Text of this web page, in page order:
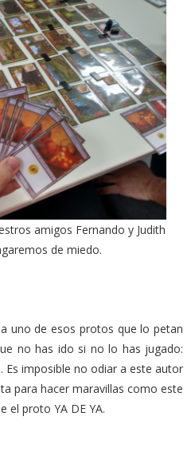
amigos Fernando y Judith
de miedo.
uno de esos protos que lo petan
no has ido si no lo has jugado:
Es imposible no odiar a este autor
para hacer maravillas como este
el proto YA DE YA.